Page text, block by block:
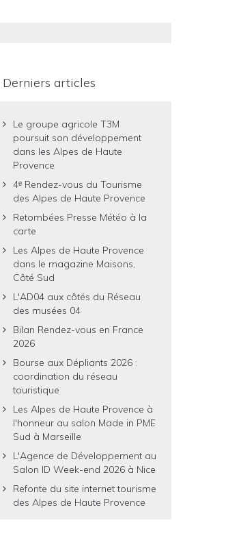
Derniers articles
Le groupe agricole T3M
poursuit son développement
dans les Alpes de Haute
Provence
4ᵉ Rendez-vous du Tourisme
des Alpes de Haute Provence
Retombées Presse Météo à la
carte
Les Alpes de Haute Provence
dans le magazine Maisons,
Côté Sud
L'AD04 aux côtés du Réseau
des musées 04
Bilan Rendez-vous en France
2026
Bourse aux Dépliants 2026 :
coordination du réseau
touristique
Les Alpes de Haute Provence à
l'honneur au salon Made in PME
Sud à Marseille
L'Agence de Développement au
Salon ID Week-end 2026 à Nice
Refonte du site internet tourisme
des Alpes de Haute Provence